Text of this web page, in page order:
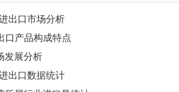
出口市场分析
口产品构成特点
发展分析
出口数据统计